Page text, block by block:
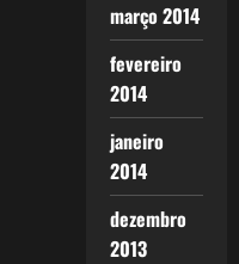
março 2014
fevereiro
2014
janeiro
2014
dezembro
2013